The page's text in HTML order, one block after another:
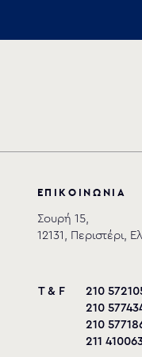
ΕΠ Ι ΚΟ Ι ΝΩ ΝΙ Α
Σουρή 15,
12131, Περιστέρι,
T & F
210
210
210
211